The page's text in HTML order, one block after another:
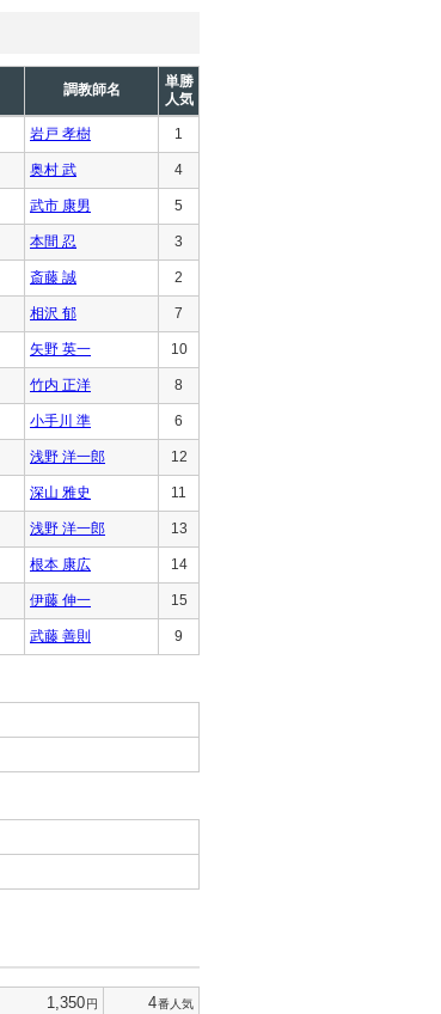
調教師名
単勝
人気
岩戸 孝樹 1
奥村 武 4
武市 康男 5
本間 忍 3
斎藤 誠 2
相沢 郁 7
矢野 英一 10
竹内 正洋 8
小手川 準 6
浅野 洋一郎 12
深山 雅史 11
浅野 洋一郎 13
根本 康広 14
伊藤 伸一 15
武藤 善則 9
1,350円 4番人気